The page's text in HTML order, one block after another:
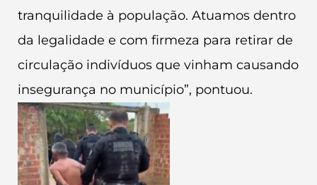
tranquilidade à população. Atuamos dentro
da legalidade e com firmeza para retirar de
circulação indivíduos que vinham causando
insegurança no município”, pontuou.